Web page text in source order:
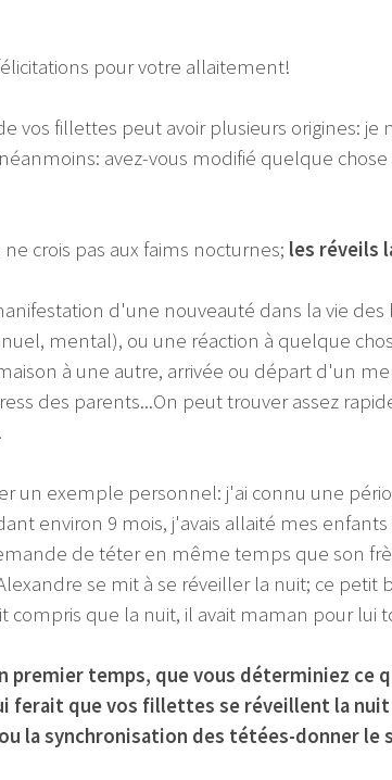
pour votre allaitement!
vos fillettes peut avoir plusieurs origines: je
avez-vous modifié quelque
ne crois pas aux faims nocturnes; les réveils
d'une nouveauté dans la vie
mental), ou une réaction à quelque
à une autre, arrivée ou départ d'un
des parents...On peut trouver assez
un exemple personnel: j'ai connu une
environ 9 mois, j'avais allaité mes
de téter en même temps que son
se mit à se réveiller la nuit; ce
compris que la nuit, il avait maman pour lui
premier temps, que vous déterminiez ce
ferait que vos fillettes se réveillent la
la synchronisation des tétées-donner